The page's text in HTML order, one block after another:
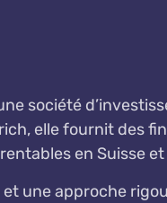
société
elle fournit
en Suisse
une approche